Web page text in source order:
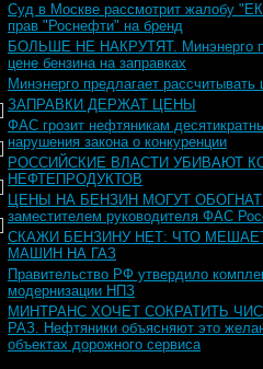
Суд в Москве рассмотрит жалобу
прав "Роснефти" на бренд
БОЛЬШЕ НЕ НАКРУТЯТ. Минэнерго
цене бензина на заправках
Минэнерго предлагает
ЗАПРАВКИ ДЕРЖАТ ЦЕНЫ
ФАС грозит нефтяникам
нарушения закона о конкуренции
РОССИЙСКИЕ ВЛАСТИ УБИВАЮТ
НЕФТЕПРОДУКТОВ
ЦЕНЫ НА БЕНЗИН МОГУТ
заместителем руководителя ФАС
СКАЖИ БЕНЗИНУ НЕТ: ЧТО
МАШИН НА ГАЗ
Правительство РФ утвердило
модернизации НПЗ
МИНТРАНС ХОЧЕТ СОКРАТИТЬ
РАЗ. Нефтяники объясняют это
объектах дорожного сервиса